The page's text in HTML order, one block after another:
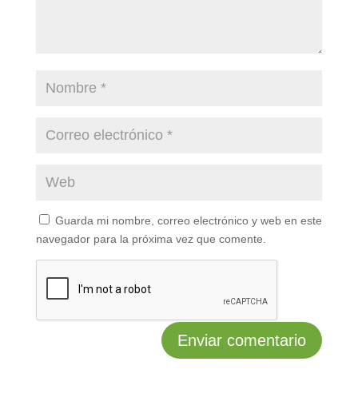
Guarda mi nombre, correo electrónico y web en este
navegador para la próxima vez que comente.